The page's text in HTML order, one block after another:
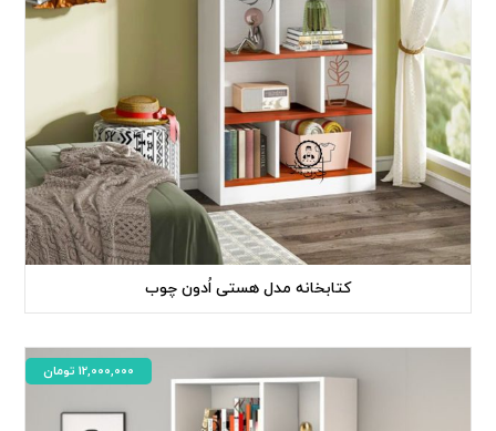
کتابخانه مدل هستی اُدون چوب
12,000,000 تومان